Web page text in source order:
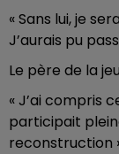
« Sans lui, je
J’aurais pu
Le père de la
« J’ai compris
participait
reconstruction